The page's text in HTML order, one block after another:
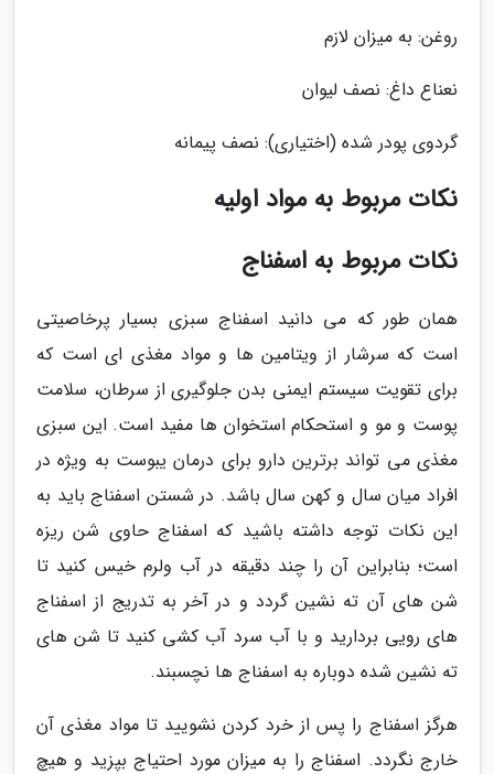
روغن: به میزان لازم
نعناع داغ: نصف لیوان
گردوی پودر شده (اختیاری): نصف پیمانه
نکات مربوط به مواد اولیه
نکات مربوط به اسفناج
همان طور که می دانید اسفناج سبزی بسیار پرخاصیتی
است که سرشار از ویتامین ها و مواد مغذی ای است که
برای تقویت سیستم ایمنی بدن جلوگیری از سرطان، سلامت
پوست و مو و استحکام استخوان ها مفید است. این سبزی
مغذی می تواند برترین دارو برای درمان یبوست به ویژه در
افراد میان سال و کهن سال باشد. در شستن اسفناج باید به
این نکات توجه داشته باشید که اسفناج حاوی شن ریزه
است؛ بنابراین آن را چند دقیقه در آب ولرم خیس کنید تا
شن های آن ته نشین گردد و در آخر به تدریج از اسفناج
های رویی بردارید و با آب سرد آب کشی کنید تا شن های
ته نشین شده دوباره به اسفناج ها نچسبند.
هرگز اسفناج را پس از خرد کردن نشویید تا مواد مغذی آن
خارج نگردد. اسفناج را به میزان مورد احتیاج بپزید و هیچ